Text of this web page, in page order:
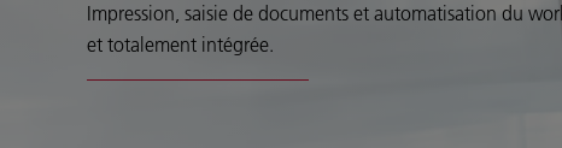
Impression, saisie de documents et automatisation du
et totalement intégrée.